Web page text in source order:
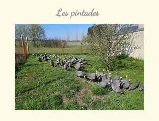
Les pintades